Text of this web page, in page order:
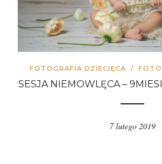
FOTOGRAFIA DZIECIĘCA /
SESJA NIEMOWLĘCA –
7 lutego 2019